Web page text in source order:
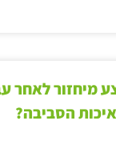
מיחזור לאחר
הסביבה?